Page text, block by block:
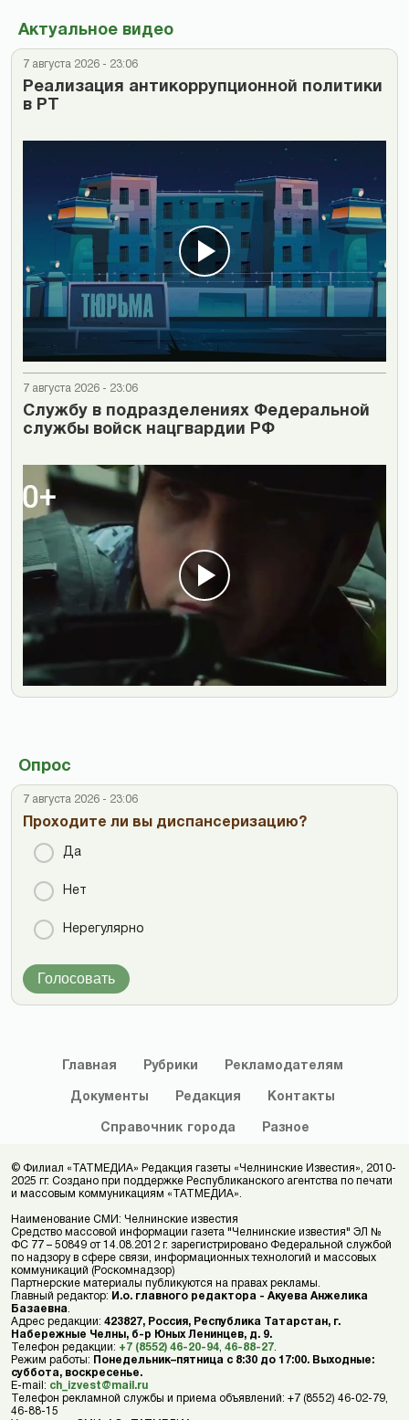
Актуальное видео
7 августа 2026 - 23:06
Реализация антикоррупционной политики
в РТ
7 августа 2026 - 23:06
Cлужбу в подразделениях Федеральной
службы войск нацгвардии РФ
Опрос
7 августа 2026 - 23:06
Проходите ли вы диспансеризацию?
Да
Нет
Нерегулярно
Голосовать
Главная Рубрики Рекламодателям
Документы Редакция Контакты
Справочник города Разное
© Филиал «ТАТМЕДИА» Редакция газеты «Челнинские Известия», 2010-
2025 гг. Создано при поддержке Республиканского агентства по печати
и массовым коммуникациям «ТАТМЕДИА».
Наименование СМИ: Челнинские известия
Средство массовой информации газета "Челнинские известия" ЭЛ №
ФС 77 – 50849 от 14.08.2012 г. зарегистрировано Федеральной службой
по надзору в сфере связи, информационных технологий и массовых
коммуникаций (Роскомнадзор)
Партнерские материалы публикуются на правах рекламы.
Главный редактор: И.о. главного редактора - Акуева Анжелика
Базаевна
Адрес редакции: 423827, Россия, Республика Татарстан, г.
Набережные Челны, б-р Юных Ленинцев, д. 9.
Телефон редакции: +7 (8552) 46-20-94 46-88-27
Режим работы: Понедельник–пятница с 8:30 до 17:00. Выходные:
суббота, воскресенье.
E-mail: ch_izvest@mail.ru
Телефон рекламной службы и приема объявлений: +7 (8552) 46-02-79,
46-88-15